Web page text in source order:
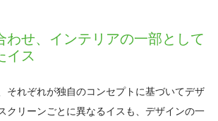
わせ、インテリアの一部として
イス
それぞれが独自のコンセプトに基づいてデザ
クリーンごとに異なるイスも、デザインの一